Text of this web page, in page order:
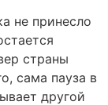
не принесло
страны
сама пауза в
другой